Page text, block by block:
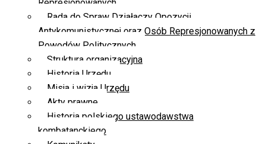
Represjonowanych
Rada do Spraw Działaczy Opozycji
Antykomunistycznej oraz Osób Represjonowanych z
Powodów Politycznych
Struktura organizacyjna
Historia Urzędu
Misja i wizja Urzędu
Akty prawne
Historia polskiego ustawodawstwa
kombatanckiego